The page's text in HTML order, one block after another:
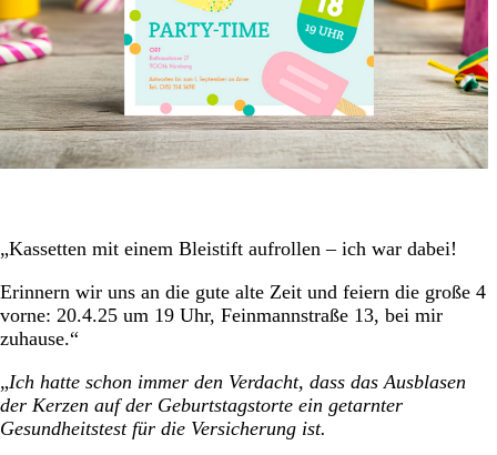
„Kassetten mit einem Bleistift aufrollen – ich war dabei!
Erinnern wir uns an die gute alte Zeit und feiern die große 4
vorne: 20.4.25 um 19 Uhr, Feinmannstraße 13, bei mir
zuhause.“
„Ich hatte schon immer den Verdacht, dass das Ausblasen
der Kerzen auf der Geburtstagstorte ein getarnter
Gesundheitstest für die Versicherung ist.